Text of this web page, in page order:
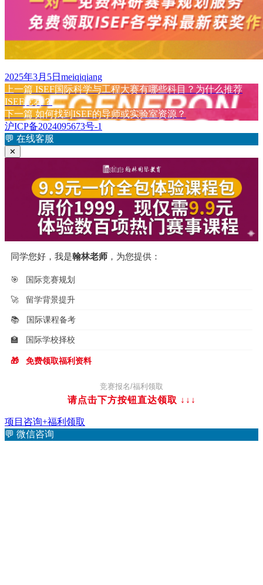
发
布
于
2025年3月5日 作
者
meiqiqiang
文
章
导
航
上一篇 上
篇
文
章：
ISEF国际科学与工程大赛有哪些科目？为什么推荐
ISEF竞赛？
下一篇 下
篇
文
如何找到ISEF的导师或实验室资源？
沪ICP备2024095673号-1
💬 在线客服
✕
同学您好，我是翰林老师 ，为您提供：
🎯 国际竞赛规划
🚀 留学背景提升
📚 国际课程备考
🏫 国际学校择校
🎁 免费领取福利资料
竞赛报名/福利领取
请点击下方按钮直达领取 ↓↓↓
项目咨询+福利领取
💬 微信咨询